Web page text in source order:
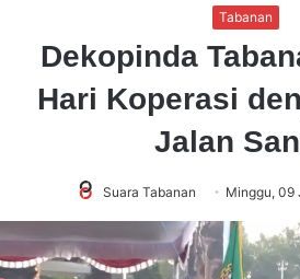
Tabanan
Dekopinda
Hari Koperasi
Jalan
Suara Tabanan Minggu, 09